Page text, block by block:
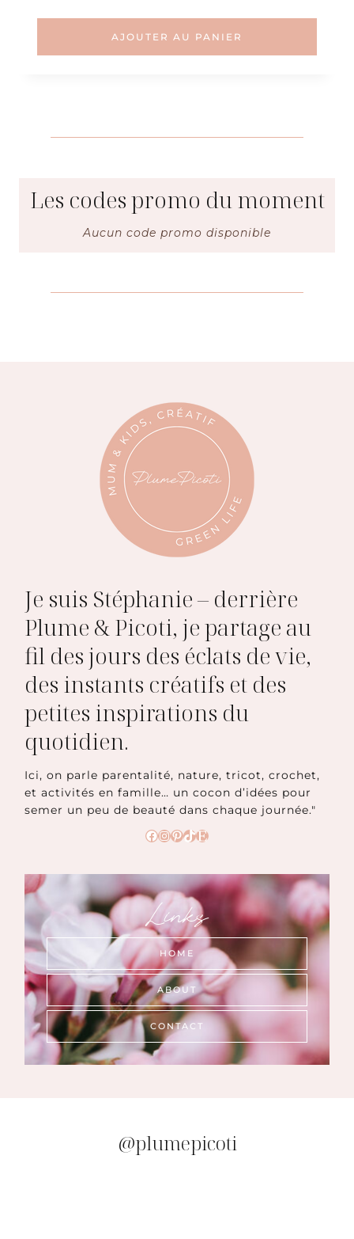
AJOUTER AU PANIER
Les codes promo du moment
Aucun code promo disponible
Je suis Stéphanie – derrière
Plume & Picoti, je partage au
fil des jours des éclats de vie,
des instants créatifs et des
petites inspirations du
quotidien.
Ici, on parle parentalité, nature, tricot, crochet,
et activités en famille… un cocon d’idées pour
semer un peu de beauté dans chaque journée."
Facebook
Instagram
Pinterest
TikTok
Etsy
Links
HOME
ABOUT
CONTACT
@plumepicoti